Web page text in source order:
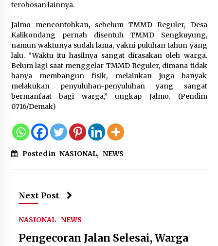
Jaga Kebugaran Petugas, Lapas
Kesehatan Gratis dan Skrining TB
Lanjutan
6 Agustus 2026
Kemenkum Malut Dorong
Perlindungan Hak Cipta Musik di Era
Digital, Sosialisasikan Pencatatan
6 Agustus 2026
Dikunjungi PWI, Wawan Fauzi: Peran
Media Bisa Berdampak Besar
Kejari Kota Tangerang Bongkar
Fiktif, Eks VP Angkasa Pura Kargo
terobosan lainnya.
Jalmo mencontohkan, sebelum TMMD Reguler, Desa
Kalikondang pernah disentuh TMMD Sengkuyung,
namun waktunya sudah lama, yakni puluhan tahun yang
lalu. ”Waktu itu hasilnya sangat dirasakan oleh warga.
Belum lagi saat menggelar TMMD Reguler, dimana tidak
hanya membangun fisik, melainkan juga banyak
melakukan penyuluhan-penyuluhan yang sangat
bermanfaat bagi warga,” ungkap Jalmo. (Pendim
0716/Demak)
Posted in NASIONAL, NEWS
Next Post
NASIONAL NEWS
Pengecoran Jalan Selesai, Warga